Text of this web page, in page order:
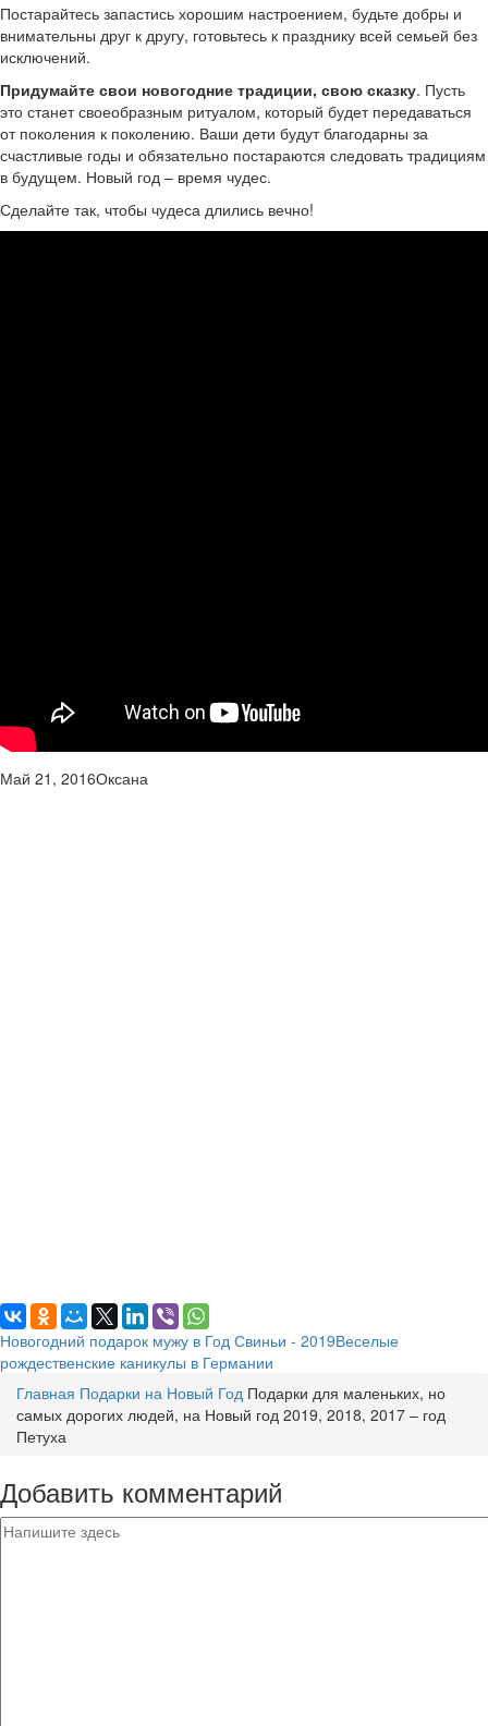
Постарайтесь запастись хорошим настроением, будьте добры и
внимательны друг к другу, готовьтесь к празднику всей семьей без
исключений.
Придумайте свои новогодние традиции, свою сказку. Пусть
это станет своеобразным ритуалом, который будет передаваться
от поколения к поколению. Ваши дети будут благодарны за
счастливые годы и обязательно постараются следовать традициям
в будущем. Новый год – время чудес.
Сделайте так, чтобы чудеса длились вечно!
Май 21, 2016Оксана
Новогодний подарок мужу в Год Свиньи - 2019Веселые
рождественские каникулы в Германии
Главная Подарки на Новый Год Подарки для маленьких, но
самых дорогих людей, на Новый год 2019, 2018, 2017 – год
Петуха
Добавить комментарий